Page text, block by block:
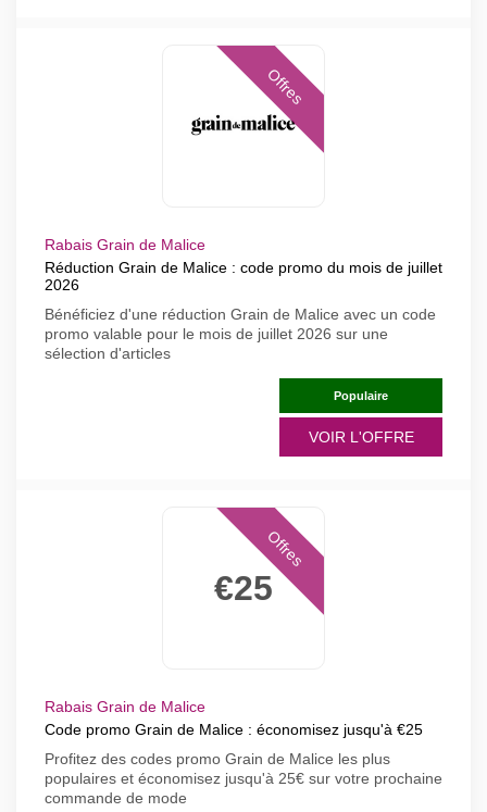
Offres
Rabais Grain de Malice
Réduction Grain de Malice : code promo du mois de juillet
2026
Bénéficiez d'une réduction Grain de Malice avec un code
promo valable pour le mois de juillet 2026 sur une
sélection d'articles
Populaire
VOIR L'OFFRE
€25
Offres
Rabais Grain de Malice
Code promo Grain de Malice : économisez jusqu'à €25
Profitez des codes promo Grain de Malice les plus
populaires et économisez jusqu'à 25€ sur votre prochaine
commande de mode